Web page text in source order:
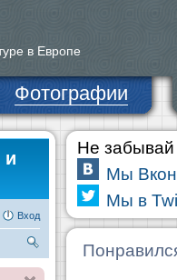
в Европе
Фотографии
и
Вход
Не забывай
Мы
Мы в